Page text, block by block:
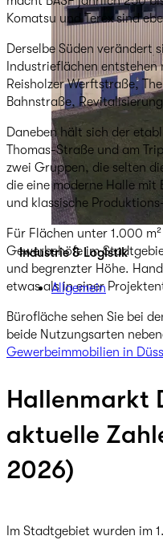
Industrie & Logistik
Allgemein
Komatsu und Terex sind
Derselbe Süden verändert
Industrieflächen
Reisholzer Werftstraße,
Bahnstraße,
Daneben hält sich der
Thomas-Straße und am
zwei Gruppen, die selten
die eine moderne Halle mit
und klassische
Für Flächen unter 1.000
Gewerbehöfe im
und begrenzter Höhe.
etwas als in einer
Bürofläche sehen Sie bei
beide Nutzungsarten
Gewerbeimmobilien in
Hallenmarkt
aktuelle
2026)
Im Stadtgebiet wurden im